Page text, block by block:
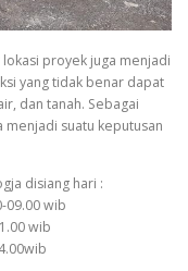
proyek juga menjadi
yang tidak benar dapat
dan tanah. Sebagai
menjadi suatu keputusan
disiang hari :
09.00 wib
wib